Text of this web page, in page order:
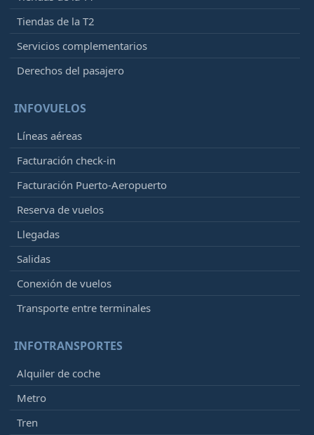
Tiendas de la T2
Servicios complementarios
Derechos del pasajero
INFOVUELOS
Líneas aéreas
Facturación check-in
Facturación Puerto-Aeropuerto
Reserva de vuelos
Llegadas
Salidas
Conexión de vuelos
Transporte entre terminales
INFOTRANSPORTES
Alquiler de coche
Metro
Tren